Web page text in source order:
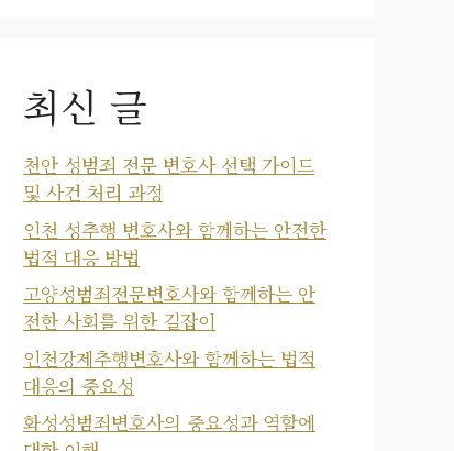
최신 글
천안 성범죄 전문 변호사 선택 가이드
및 사건 처리 과정
인천 성추행 변호사와 함께하는 안전한
법적 대응 방법
고양성범죄전문변호사와 함께하는 안
전한 사회를 위한 길잡이
인천강제추행변호사와 함께하는 법적
대응의 중요성
화성성범죄변호사의 중요성과 역할에